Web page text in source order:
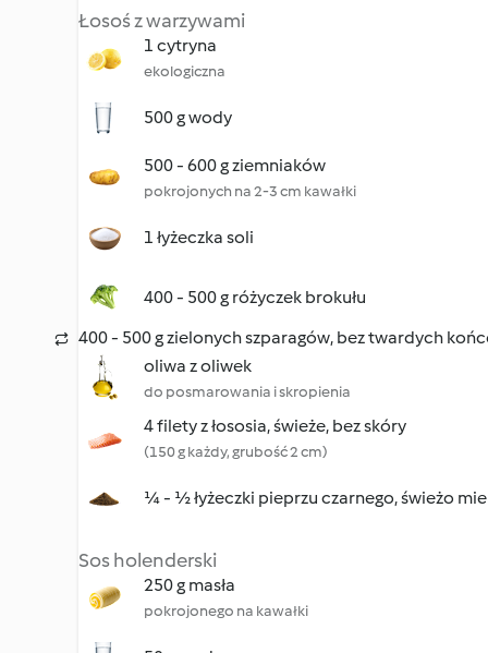
Łosoś z warzywami
1 cytryna
ekologiczna
500 g wody
500 - 600 g ziemniaków
pokrojonych na 2-3 cm kawałki
1 łyżeczka soli
400 - 500 g różyczek brokułu
400 - 500 g zielonych szparagów, bez twardych
oliwa z oliwek
do posmarowania i skropienia
4 filety z łososia, świeże, bez skóry
(150 g każdy, grubość 2 cm)
¼ - ½ łyżeczki pieprzu czarnego, świeżo
Sos holenderski
250 g masła
pokrojonego na kawałki